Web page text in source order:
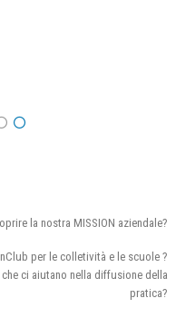
la nostra MISSION aziendale?
per le colletività e le scuole ?
ci aiutano nella diffusione della
pratica?